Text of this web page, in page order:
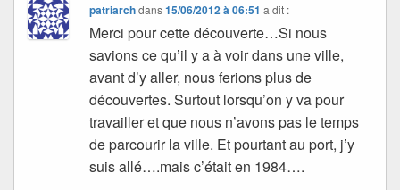
patriarchdans15/06/2012 à 06:51 a dit :
Merci pour cette découverte…Si nous
savions ce qu’il y a à voir dans une ville,
avant d’y aller, nous ferions plus de
découvertes. Surtout lorsqu’on y va pour
travailler et que nous n’avons pas le temps
de parcourir la ville. Et pourtant au port, j’y
suis allé….mais c’était en 1984….